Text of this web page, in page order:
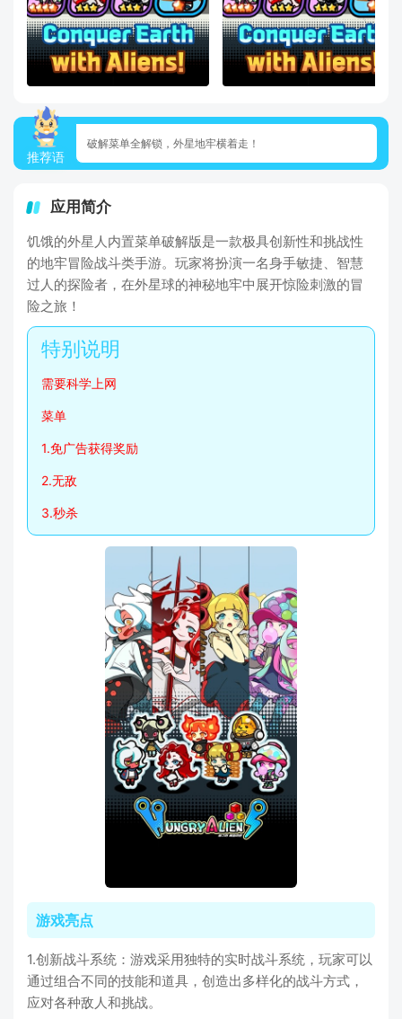
推荐语
破解菜单全解锁，外星地牢横着走！
应用简介
饥饿的外星人内置菜单破解版是一款极具创新性和挑战性
的地牢冒险战斗类手游。玩家将扮演一名身手敏捷、智慧
过人的探险者，在外星球的神秘地牢中展开惊险刺激的冒
险之旅！
需要科学上网
菜单
1.免广告获得奖励
2.无敌
3.秒杀
游戏亮点
1.创新战斗系统：游戏采用独特的实时战斗系统，玩家可以
通过组合不同的技能和道具，创造出多样化的战斗方式，
应对各种敌人和挑战。